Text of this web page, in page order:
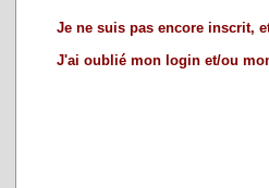
Je ne suis pas encore inscrit,
J'ai oublié mon login et/ou